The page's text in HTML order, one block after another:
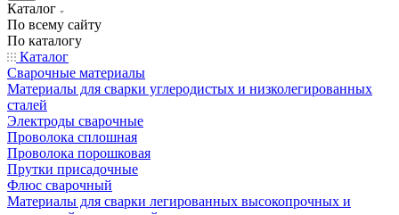
Каталог
По всему сайту
По каталогу
Каталог
Сварочные материалы
Материалы для сварки углеродистых и низколегированных
сталей
Электроды сварочные
Проволока сплошная
Проволока порошковая
Прутки присадочные
Флюс сварочный
Материалы для сварки легированных высокопрочных и